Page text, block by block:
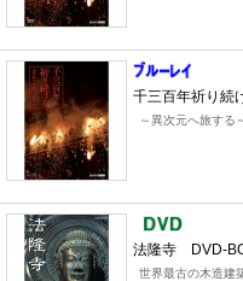
千三百年祈り続
～異次元へ旅する
法隆寺 DVD-
世界最古の木造建